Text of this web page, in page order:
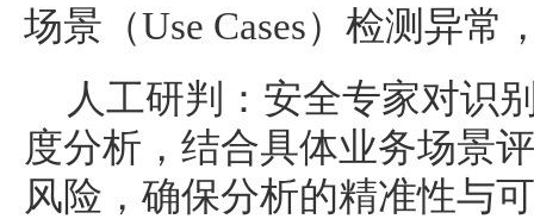
场景（Use Cases）检测异常
人工研判：安全专家对识
度分析，结合具体业务场景
风险，确保分析的精准性与